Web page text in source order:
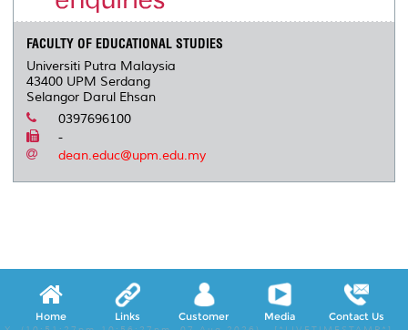
FACULTY OF EDUCATIONAL STUDIES
Universiti Putra Malaysia
43400 UPM Serdang
Selangor Darul Ehsan
0397696100
-
dean.educ@upm.edu.my
Home Links Customer Media Contact Us